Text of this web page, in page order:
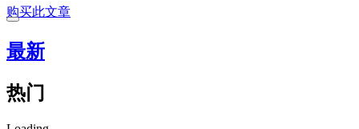
购买此文章
最新
热门